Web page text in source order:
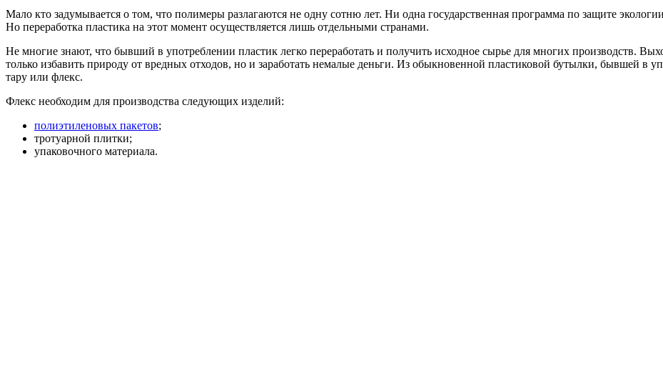
Мало кто задумывается о том, что полимеры разлагаются не одну сотню лет. Ни одна государственная программа по защите
Но переработка пластика на этот момент осуществляется лишь отдельными странами.
Не многие знают, что бывший в употреблении пластик легко переработать и получить исходное сырье для многих производств.
только избавить природу от вредных отходов, но и заработать немалые деньги. Из обыкновенной пластиковой бутылки, бывшей в
тару или флекс.
Флекс необходим для производства следующих изделий:
полиэтиленовых пакетов;
тротуарной плитки;
упаковочного материала.